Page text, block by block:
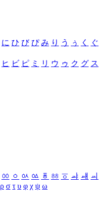
に ひ び ぴ み り う ぅ く ぐ
ヒ ビ ピ ミ リ ウ ゥ ク グ ス
ㆀ ㆁ ㆂ ㆃ ㆄ ㆅ ㆆ ㆇ ㆈ ㆉ
ρ σ τ υ φ χ ψ ω